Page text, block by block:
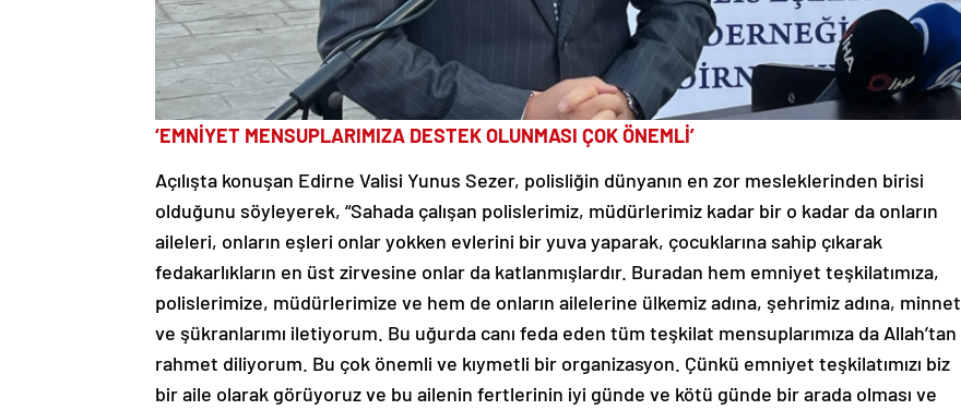
‘EMNİYET MENSUPLARIMIZA DESTEK OLUNMASI ÇOK ÖNEMLİ’
Açılışta konuşan Edirne Valisi Yunus Sezer, polisliğin dünyanın en zor mesleklerinden birisi
olduğunu söyleyerek, “Sahada çalışan polislerimiz, müdürlerimiz kadar bir o kadar da onların
aileleri, onların eşleri onlar yokken evlerini bir yuva yaparak, çocuklarına sahip çıkarak
fedakarlıkların en üst zirvesine onlar da katlanmışlardır. Buradan hem emniyet teşkilatımıza,
polislerimize, müdürlerimize ve hem de onların ailelerine ülkemiz adına, şehrimiz adına, minnet
ve şükranlarımı iletiyorum. Bu uğurda canı feda eden tüm teşkilat mensuplarımıza da Allah’tan
rahmet diliyorum. Bu çok önemli ve kıymetli bir organizasyon. Çünkü emniyet teşkilatımızı biz
bir aile olarak görüyoruz ve bu ailenin fertlerinin iyi günde ve kötü günde bir arada olması ve